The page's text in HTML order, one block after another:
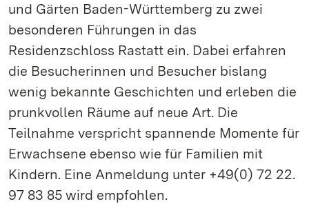
und Gärten Baden-Württemberg zu zwei
besonderen Führungen in das
Residenzschloss Rastatt ein. Dabei erfahren
die Besucherinnen und Besucher bislang
wenig bekannte Geschichten und erleben die
prunkvollen Räume auf neue Art. Die
Teilnahme verspricht spannende Momente für
Erwachsene ebenso wie für Familien mit
Kindern. Eine Anmeldung unter +49(0) 72 22.
97 83 85 wird empfohlen.